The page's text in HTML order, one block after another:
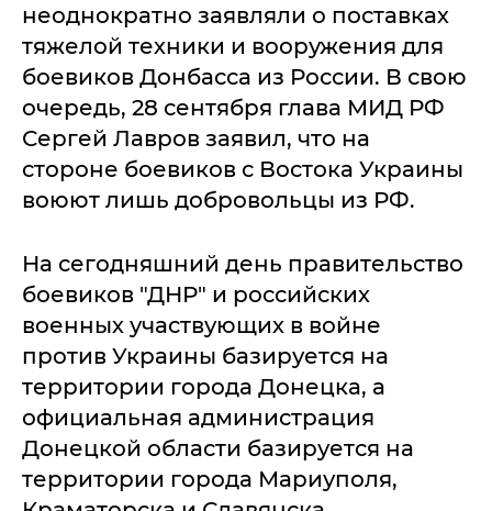
неоднократно заявляли о поставках
тяжелой техники и вооружения для
боевиков Донбасса из России. В свою
очередь, 28 сентября глава МИД РФ
Сергей Лавров заявил, что на
стороне боевиков с Востока Украины
воюют лишь добровольцы из РФ.
На сегодняшний день правительство
боевиков "ДНР" и российских
военных участвующих в войне
против Украины базируется на
территории города Донецка, а
официальная администрация
Донецкой области базируется на
территории города Мариуполя,